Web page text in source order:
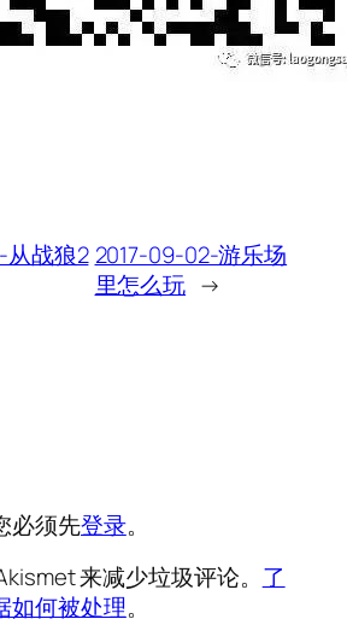
从战狼2 2017-09-02-游乐场
里怎么玩 →
必须先登录。
来减少垃圾评论。 了
如何被处理。